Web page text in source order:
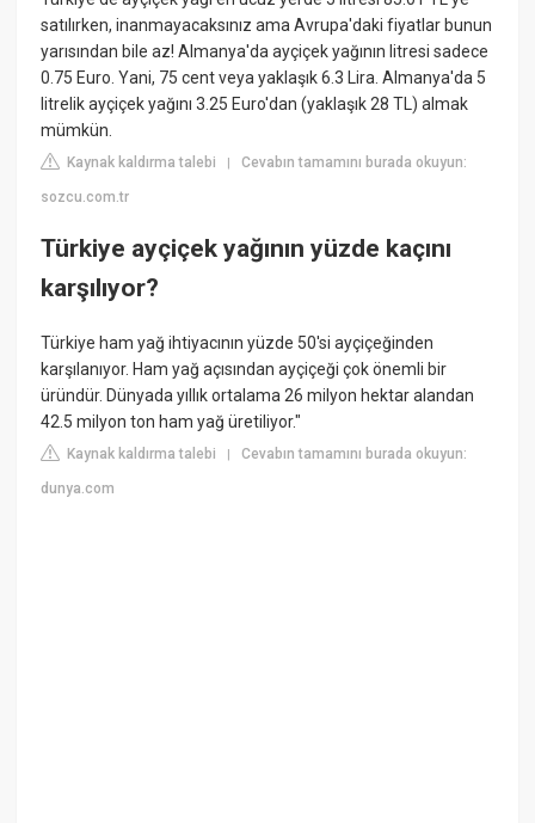
satılırken, inanmayacaksınız ama Avrupa'daki fiyatlar bunun
yarısından bile az! Almanya'da ayçiçek yağının litresi sadece
0.75 Euro. Yani, 75 cent veya yaklaşık 6.3 Lira. Almanya'da 5
litrelik ayçiçek yağını 3.25 Euro'dan (yaklaşık 28 TL) almak
mümkün.
Kaynak kaldırma talebi |Cevabın tamamını burada okuyun:
sozcu.com.tr
Türkiye ayçiçek yağının yüzde kaçını
karşılıyor?
Türkiye ham yağ ihtiyacının yüzde 50'si ayçiçeğinden
karşılanıyor. Ham yağ açısından ayçiçeği çok önemli bir
üründür. Dünyada yıllık ortalama 26 milyon hektar alandan
42.5 milyon ton ham yağ üretiliyor."
Kaynak kaldırma talebi |Cevabın tamamını burada okuyun:
dunya.com